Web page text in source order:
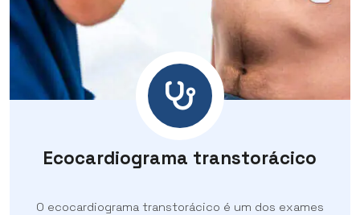
Ecocardiograma transtorácico
O ecocardiograma transtorácico é um dos exames